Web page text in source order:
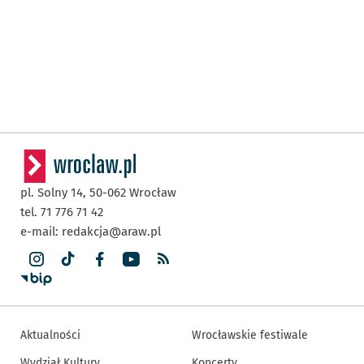
pl. Solny 14, 50-062 Wrocław
tel. 71 776 71 42
e-mail: redakcja@araw.pl
Aktualności
Wrocławskie festiwale